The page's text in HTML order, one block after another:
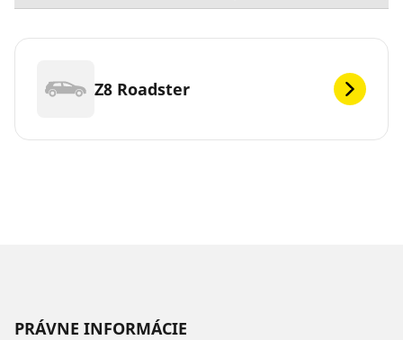
Z8 Roadster
PRÁVNE INFORMÁCIE